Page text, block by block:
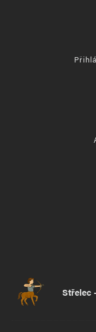
Střelec